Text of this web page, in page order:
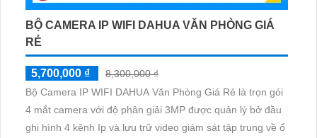
BỘ CAMERA IP WIFI DAHUA VĂN PHÒNG GIÁ
RẺ
5,700,000 ₫
8,300,000 ₫
Bộ Camera IP WIFI DAHUA Văn Phòng Giá Rẻ là trọn gói
4 mắt camera với độ phân giải 3MP được quản lý bở đầu
ghi hình 4 kênh Ip và lưu trữ video giám sát tập trung về ổ